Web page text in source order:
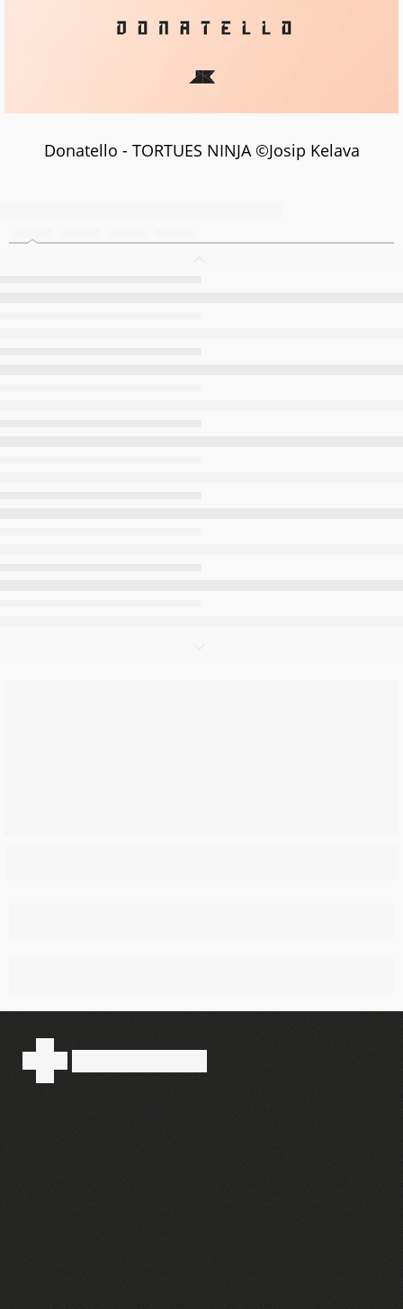
Donatello - TORTUES NINJA ©Josip Kelava